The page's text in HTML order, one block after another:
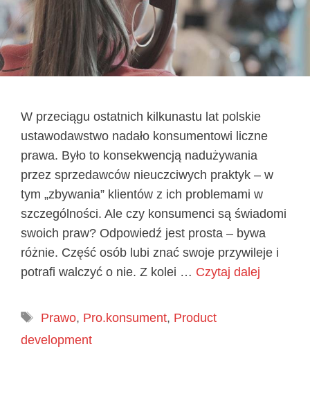
W przeciągu ostatnich kilkunastu lat polskie
ustawodawstwo nadało konsumentowi liczne
prawa. Było to konsekwencją nadużywania
przez sprzedawców nieuczciwych praktyk – w
tym „zbywania” klientów z ich problemami w
szczególności. Ale czy konsumenci są świadomi
swoich praw? Odpowiedź jest prosta – bywa
różnie. Część osób lubi znać swoje przywileje i
potrafi walczyć o nie. Z kolei … Czytaj dalej
Tagi
Prawo, Pro.konsument, Product
development